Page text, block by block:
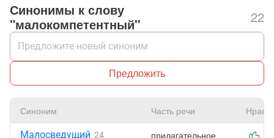
Синонимы к слову
"малокомпетентный"
22
Предложить
Синоним Часть речи
Малосведущий 24 прилагательное